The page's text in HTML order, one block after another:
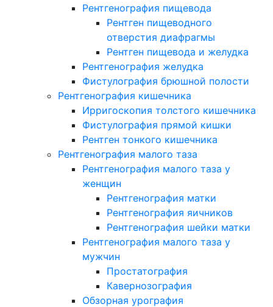
Рентгенография пищевода
Рентген пищеводного
отверстия диафрагмы
Рентген пищевода и желудка
Рентгенография желудка
Фистулография брюшной полости
Рентгенография кишечника
Ирригоскопия толстого кишечника
Фистулография прямой кишки
Рентген тонкого кишечника
Рентгенография малого таза
Рентгенография малого таза у
женщин
Рентгенография матки
Рентгенография яичников
Рентгенография шейки матки
Рентгенография малого таза у
мужчин
Простатография
Кавернозография
Обзорная урография